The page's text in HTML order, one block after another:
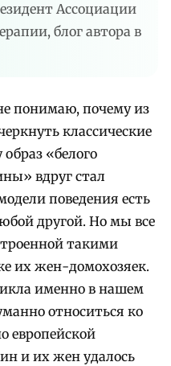
Ассоциации
блог автора в
понимаю, почему из
классические
«белого
вдруг стал
поведения есть
другой. Но мы все
такими
их жен-домохозяек.
именно в нашем
относиться ко
европейской
и их жен удалось